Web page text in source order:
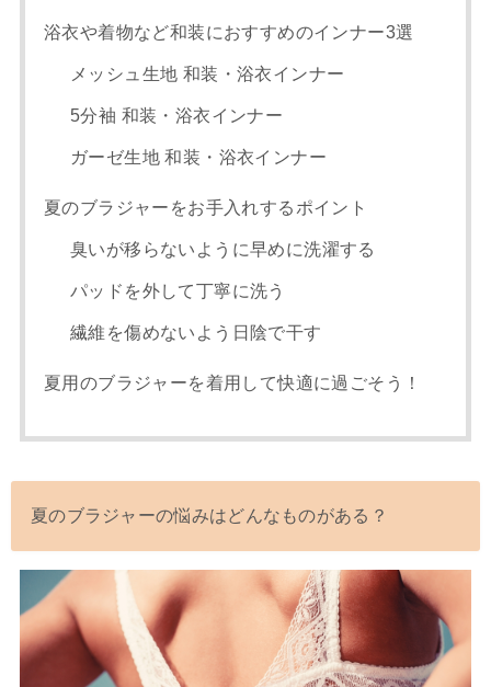
浴衣や着物など和装におすすめのインナー3選
メッシュ生地 和装・浴衣インナー
5分袖 和装・浴衣インナー
ガーゼ生地 和装・浴衣インナー
夏のブラジャーをお手入れするポイント
臭いが移らないように早めに洗濯する
パッドを外して丁寧に洗う
繊維を傷めないよう日陰で干す
夏用のブラジャーを着用して快適に過ごそう！
夏のブラジャーの悩みはどんなものがある？